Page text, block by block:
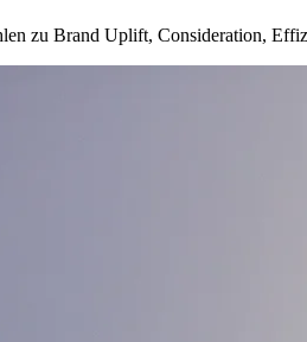
zu Brand Uplift, Consideration,